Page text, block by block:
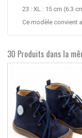
23 : XL : 15 cm (6.3
Ce modèle convient
30 Produits dans la